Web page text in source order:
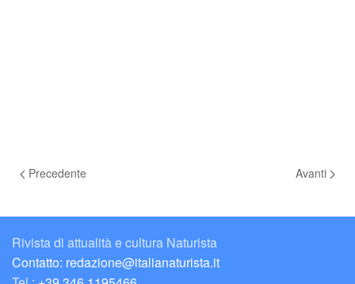
Precedente Avanti
Rivista di attualità e cultura Naturista
Contatto: redazione@italianaturista.it